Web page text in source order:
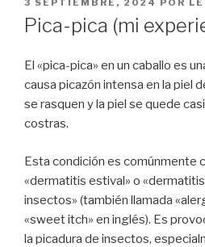
PUBLICADO
EL
3 SEPTIEMBRE, 2024 POR
Pica-pica (mi
El «pica-pica» en un caballo es
causa picazón intensa en la piel
se rasquen y la piel se quede
costras.
Esta condición es comúnmente
«dermatitis estival» o
insectos» (también llamada
«sweet itch» en inglés). Es
la picadura de insectos,